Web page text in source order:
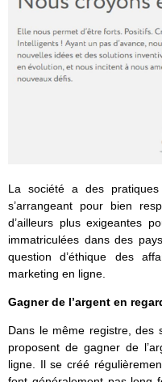
La société a des
s’arrangeant pour bien
d’ailleurs plus exigeantes
immatriculées dans des
question d’éthique des
marketing en ligne.
Gagner de l’argent en
Dans le même registre, des
proposent de gagner de
ligne. Il se créé